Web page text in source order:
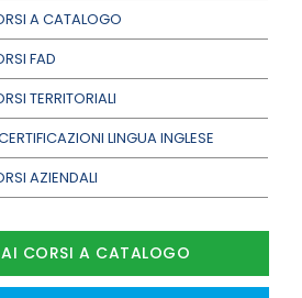
A CATALOGO
FAD
TERRITORIALI
LINGUA INGLESE
AZIENDALI
CORSI A CATALOGO